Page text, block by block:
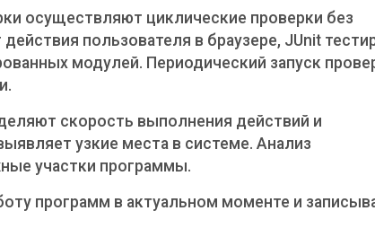
осуществляют циклические проверки без
пользователя в браузере, JUnit
модулей. Периодический запуск
скорость выполнения действий и
узкие места в системе. Анализ
участки программы.
программ в актуальном моменте и